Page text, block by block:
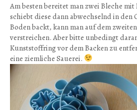
Am besten bereitet man zwei Bleche
schiebt diese dann abwechselnd in den
Boden backt, kann man auf dem
verstreichen. Aber bitte unbedingt
Kunststoffring vor dem Backen zu
eine ziemliche Sauerei.